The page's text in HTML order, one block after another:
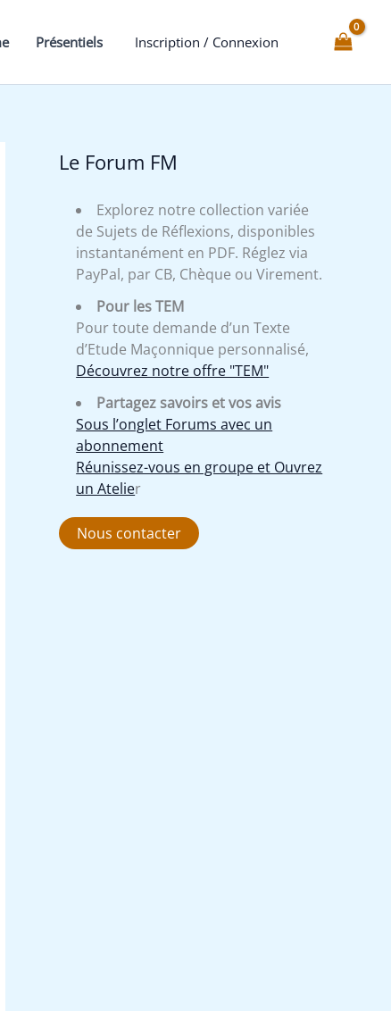
Présentiels Inscription / Connexion
Le Forum FM
Explorez notre collection variée
de Sujets de Réflexions, disponibles
instantanément en PDF. Réglez via
PayPal, par CB, Chèque ou Virement.
Pour les TEM
Pour toute demande d’un Texte
d’Etude Maçonnique personnalisé,
Découvrez notre offre "TEM"
Partagez savoirs et vos avis
Sous l’onglet Forums avec un
abonnement
Réunissez-vous en groupe et Ouvrez
un Atelier
Nous contacter
comparatives
l’univers
géométrie